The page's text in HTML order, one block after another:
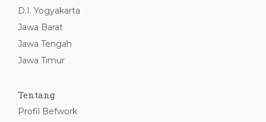
D.I. Yogyakarta
Jawa Barat
Jawa Tengah
Jawa Timur
Tentang
Profil Befwork